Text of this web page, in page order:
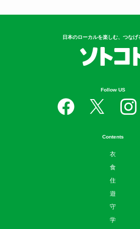
日本のローカルを楽しむ、つなげ
Follow US
Contents
衣
食
住
遊
守
学